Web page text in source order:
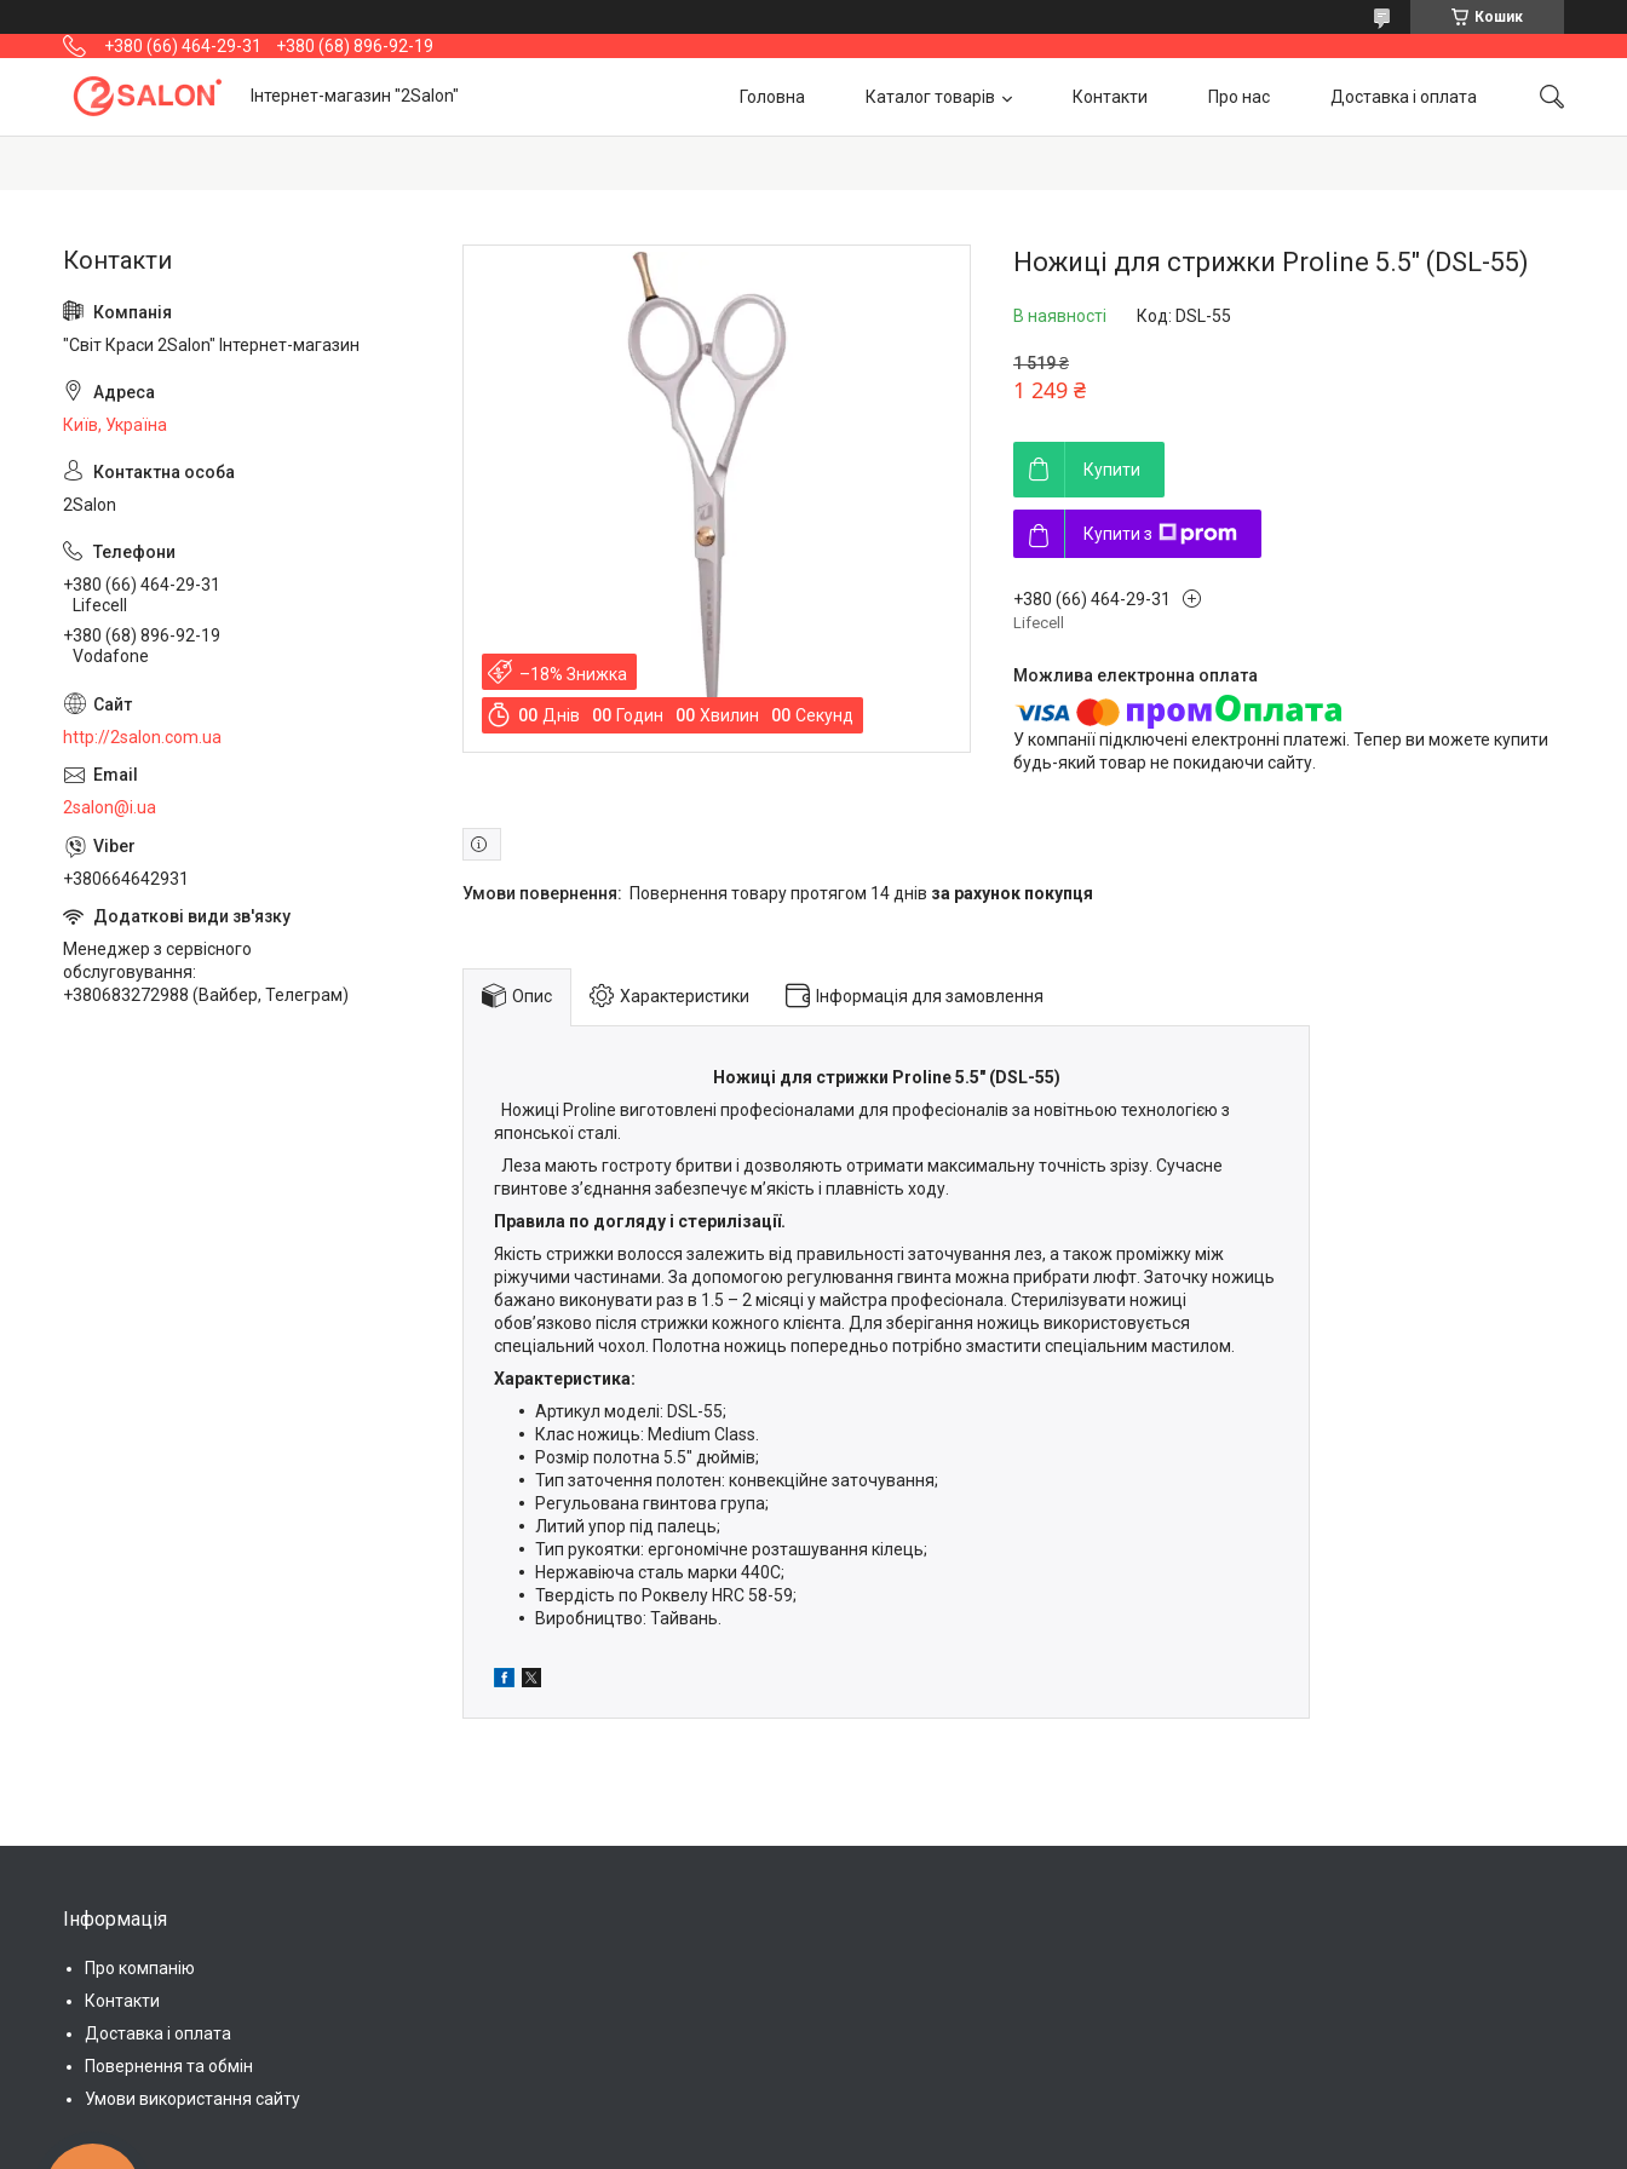
Кошик
+380 (66) 464-29-31 +380 (68) 896-92-19
Інтернет-магазин "2Salon" Головна Каталог товарів Контакти Про нас Доставка і оплата
–18%
00 Днів 00 Годин 00 Хвилин 00 Секунд
Ножиці для стрижки Proline 5.5" (DSL-55)
В наявності Код: DSL-55
1 519 ₴
1 249 ₴
Купити
Купити з
+380 (66) 464-29-31
Lifecell
У компанії підключені електронні платежі. Тепер ви можете купити
будь-який товар не покидаючи сайту.
повернення товару протягом 14 днів за рахунок покупця
Опис Характеристики Інформація для замовлення
Ножиці для стрижки Proline 5.5" (DSL-55)
Ножиці Proline виготовлені професіоналами для професіоналів за новітньою технологією з
японської сталі.
Леза мають гостроту бритви і дозволяють отримати максимальну точність зрізу. Сучасне
гвинтове з’єднання забезпечує м’якість і плавність ходу.
Правила по догляду і стерилізації.
Якість стрижки волосся залежить від правильності заточування лез, а також проміжку між
ріжучими частинами. За допомогою регулювання гвинта можна прибрати люфт. Заточку ножиць
бажано виконувати раз в 1.5 – 2 місяці у майстра професіонала. Стерилізувати ножиці
обов’язково після стрижки кожного клієнта. Для зберігання ножиць використовується
спеціальний чохол. Полотна ножиць попередньо потрібно змастити спеціальним мастилом.
Характеристика:
Артикул моделі: DSL-55;
Клас ножиць: Medium Class.
Розмір полотна 5.5" дюймів;
Тип заточення полотен: конвекційне заточування;
Регульована гвинтова група;
Литий упор під палець;
Тип рукоятки: ергономічне розташування кілець;
Нержавіюча сталь марки 440С;
Твердість по Роквелу HRC 58-59;
Виробництво: Тайвань.
"Світ Краси 2Salon" Інтернет-магазин
Київ, Україна
2Salon
+380 (66) 464-29-31
Lifecell
+380 (68) 896-92-19
Vodafone
http://2salon.com.ua
2salon@i.ua
+380664642931
Менеджер з сервісного
обслуговування
+380683272988 (Вайбер, Телеграм)
Інформація
Про компанію
Контакти
Доставка і оплата
Повернення та обмін
Умови використання сайту